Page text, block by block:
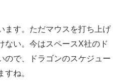
ます。ただマウスを打ち上げ
ない。今はスペースX社のド
ので、ドラゴンのスケジュー
すね。